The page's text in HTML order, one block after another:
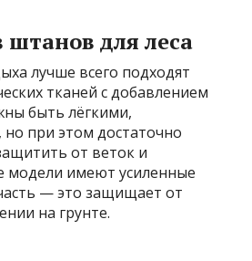
штанов для леса
лучше всего подходят
тканей с добавлением
быть лёгкими,
при этом достаточно
от веток и
модели имеют усиленные
— это защищает от
на грунте.